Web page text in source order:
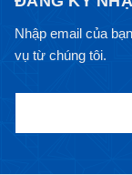
Nhập email của
vụ từ chúng tôi.